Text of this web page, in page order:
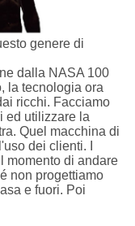
genere di
dalla NASA 100
la tecnologia ora
ricchi. Facciamo
ed utilizzare la
Quel macchina di
dei clienti. I
momento di andare
non progettiamo
e fuori. Poi